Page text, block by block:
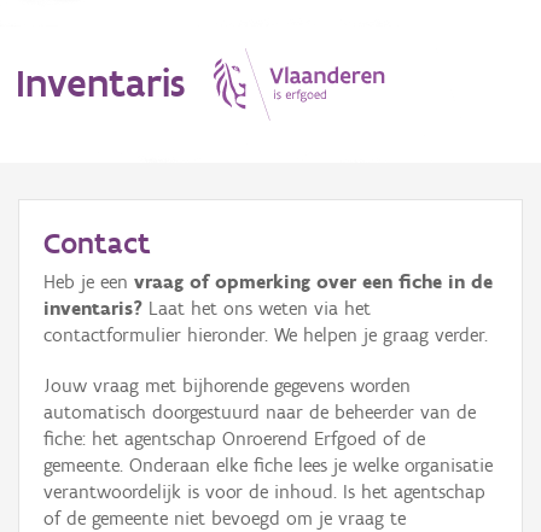
Inventaris
Erfgoedobject
Aanduidingsobject
Waarneming
Thema
Gebeurtenis
Contact
Heb je een vraag of opmerking over een fiche in de
inventaris? Laat het ons weten via het
contactformulier hieronder. We helpen je graag verder.
Jouw vraag met bijhorende gegevens worden
automatisch doorgestuurd naar de beheerder van de
fiche: het agentschap Onroerend Erfgoed of de
gemeente. Onderaan elke fiche lees je welke organisatie
verantwoordelijk is voor de inhoud. Is het agentschap
of de gemeente niet bevoegd om je vraag te